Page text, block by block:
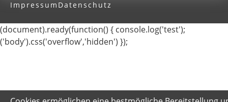
Impressum Datenschutz
(document).ready(function() { console.log('test');
('body').css('overflow','hidden') });